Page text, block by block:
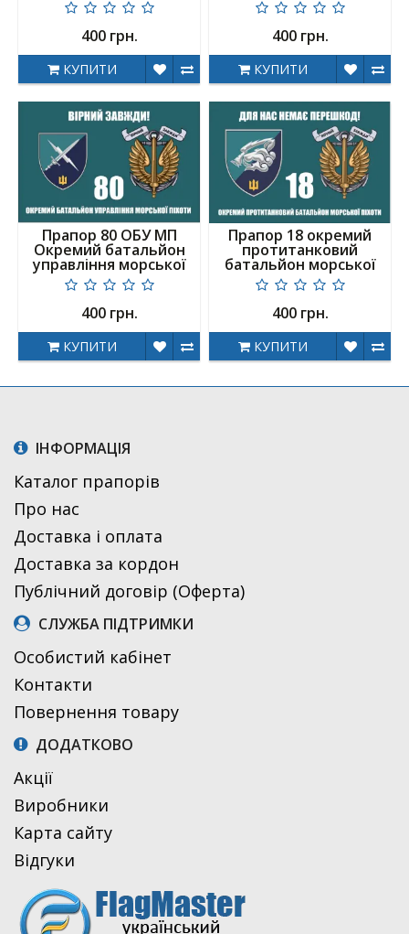
400 грн.
КУПИТИ
400 грн.
КУПИТИ
Прапор 80 ОБУ МП
Окремий батальйон
управління морської
піхоти
400 грн.
КУПИТИ
Прапор 18 окремий
протитанковий
батальйон морської
піхоти
400 грн.
КУПИТИ
ІНФОРМАЦІЯ
Каталог прапорів
Про нас
Доставка і оплата
Доставка за кордон
Публічний договір (Оферта)
СЛУЖБА ПІДТРИМКИ
Особистий кабінет
Контакти
Повернення товару
ДОДАТКОВО
Акції
Виробники
Карта сайту
Відгуки